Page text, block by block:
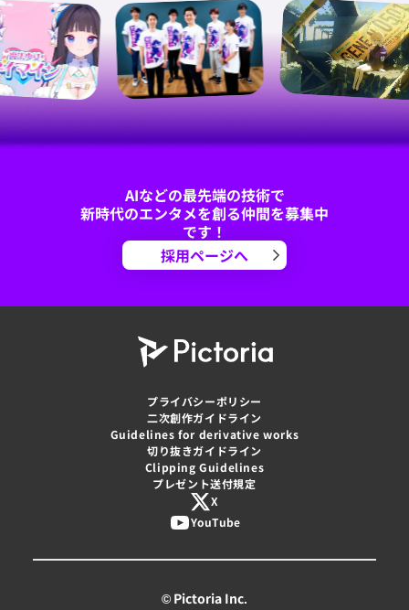
AIなどの最先端の技術で
新時代のエンタメを創る仲間を募集中
です！
採用ページへ
プライバシーポリシー
二次創作ガイドライン
Guidelines for derivative works
切り抜きガイドライン
Clipping Guidelines
プレゼント送付規定
X
YouTube
© Pictoria Inc.